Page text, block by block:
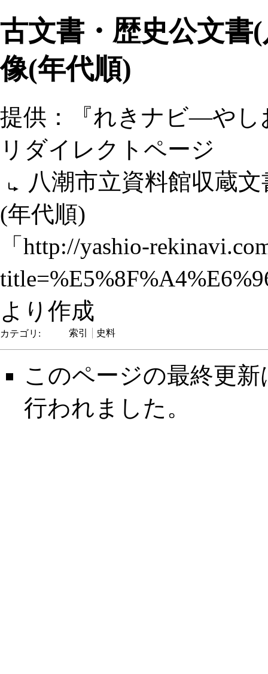
古文書・歴史公文書
像(年代順)
提供：『れきナビ―やし
リダイレクトページ
八潮市立資料館収蔵
(年代順)
「 http://yashio-
より作成
カテゴリ : 索引 史料
このページの最終更新
行われました。